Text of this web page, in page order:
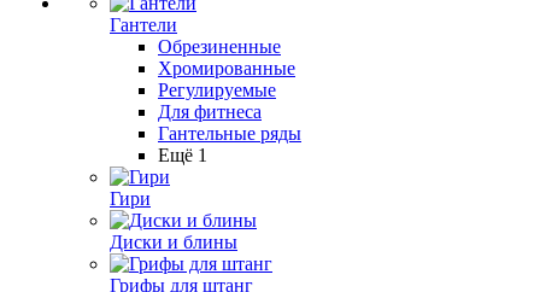
Гантели
Обрезиненные
Хромированные
Регулируемые
Для фитнеса
Гантельные ряды
Ещё 1
Гири
Диски и блины
Грифы для штанг